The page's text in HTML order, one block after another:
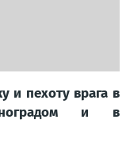
и пехоту врага в
и в